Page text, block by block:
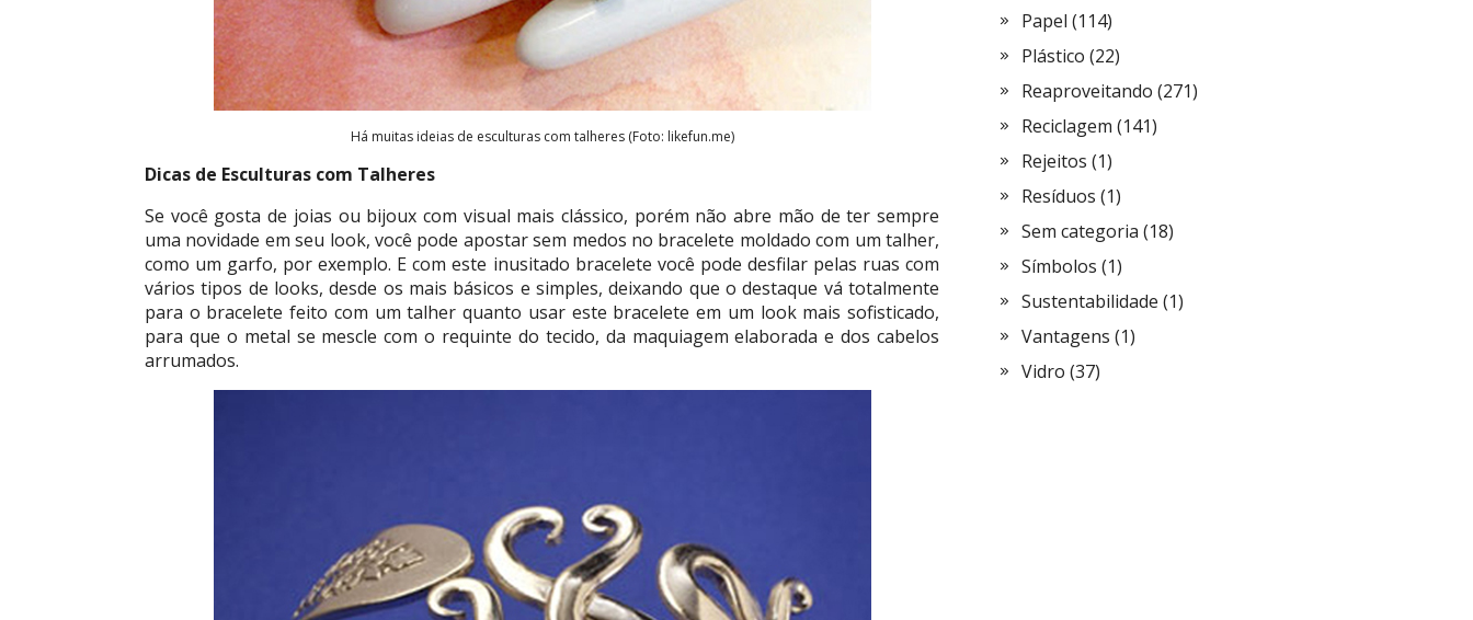
Há muitas ideias de esculturas com talheres (Foto: likefun.me)
Dicas de Esculturas com Talheres
Se você gosta de joias ou bijoux com visual mais clássico, porém não abre mão de ter sempre
uma novidade em seu look, você pode apostar sem medos no bracelete moldado com um talher,
como um garfo, por exemplo. E com este inusitado bracelete você pode desfilar pelas ruas com
vários tipos de looks, desde os mais básicos e simples, deixando que o destaque vá totalmente
para o bracelete feito com um talher quanto usar este bracelete em um look mais sofisticado,
para que o metal se mescle com o requinte do tecido, da maquiagem elaborada e dos cabelos
arrumados.
Papel (114)
Plástico (22)
Reaproveitando (271)
Reciclagem (141)
Rejeitos (1)
Resíduos (1)
Sem categoria (18)
Símbolos (1)
Sustentabilidade (1)
Vantagens (1)
Vidro (37)